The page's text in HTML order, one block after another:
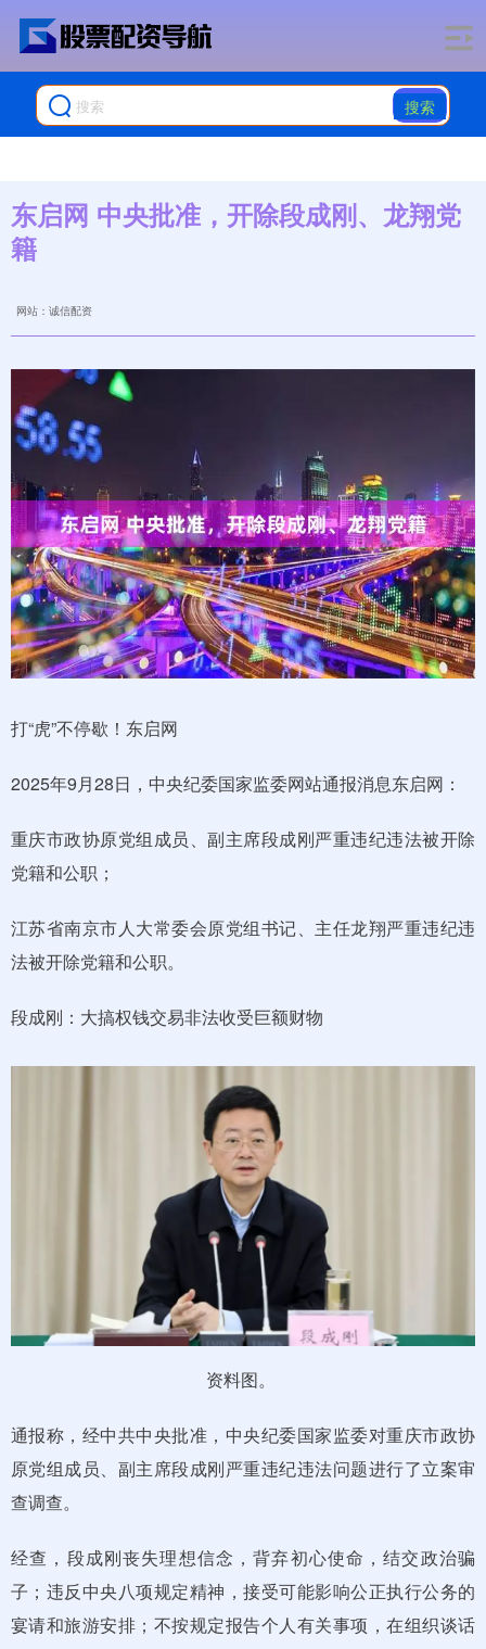
搜索
东启网 中央批准，开除段成刚、龙翔党
籍
网站：诚信配资
打“虎”不停歇！东启网
2025年9月28日，中央纪委国家监委网站通报消息东启网：
重庆市政协原党组成员、副主席段成刚严重违纪违法被开除
党籍和公职；
江苏省南京市人大常委会原党组书记、主任龙翔严重违纪违
法被开除党籍和公职。
段成刚：大搞权钱交易非法收受巨额财物
资料图。
通报称，经中共中央批准，中央纪委国家监委对重庆市政协
原党组成员、副主席段成刚严重违纪违法问题进行了立案审
查调查。
经查，段成刚丧失理想信念，背弃初心使命，结交政治骗
子；违反中央八项规定精神，接受可能影响公正执行公务的
宴请和旅游安排；不按规定报告个人有关事项，在组织谈话